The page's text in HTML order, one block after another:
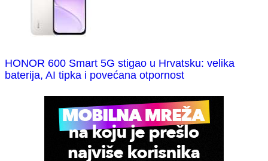
HONOR 600 Smart 5G stigao u Hrvatsku: velika
baterija, AI tipka i povećana otpornost